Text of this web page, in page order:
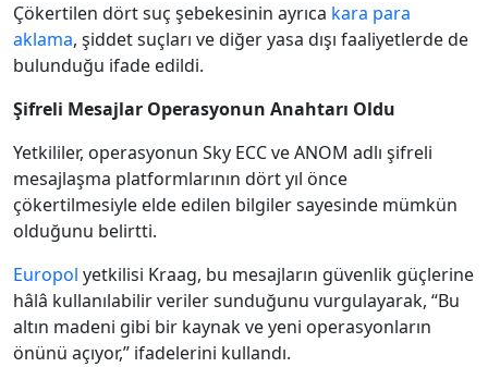
Çökertilen dört suç şebekesinin ayrıca kara para
aklama, şiddet suçları ve diğer yasa dışı faaliyetlerde de
bulunduğu ifade edildi.
Şifreli Mesajlar Operasyonun Anahtarı Oldu
Yetkililer, operasyonun Sky ECC ve ANOM adlı şifreli
mesajlaşma platformlarının dört yıl önce
çökertilmesiyle elde edilen bilgiler sayesinde mümkün
olduğunu belirtti.
Europol yetkilisi Kraag, bu mesajların güvenlik güçlerine
hâlâ kullanılabilir veriler sunduğunu vurgulayarak, “Bu
altın madeni gibi bir kaynak ve yeni operasyonların
önünü açıyor,” ifadelerini kullandı.